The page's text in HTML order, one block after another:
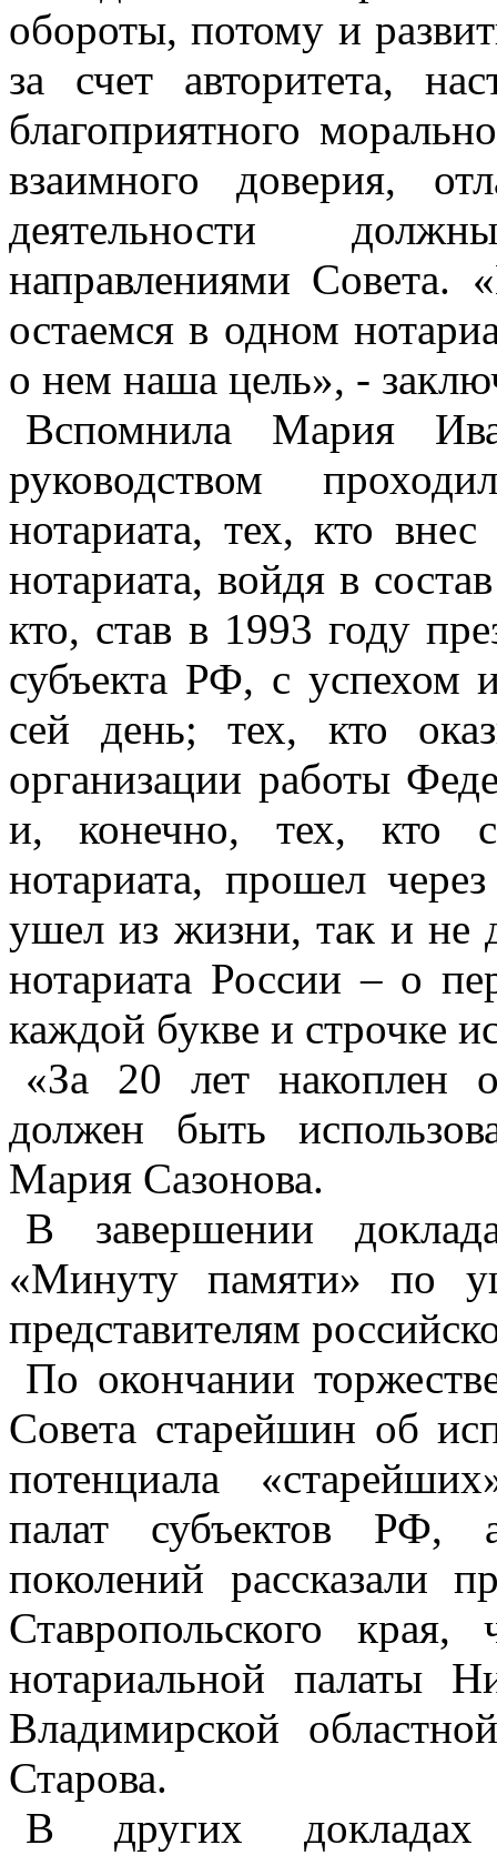
обороты, потому и
за счет авторитета,
благоприятного
взаимного доверия,
деятельности
направлениями
остаемся в одном
о нем наша цель», -
Вспомнила Мария
руководством
нотариата, тех, кто
нотариата, войдя в
кто, став в 1993 году
субъекта РФ, с успехом
сей день; тех, кто
организации работы
и, конечно, тех, кто
нотариата, прошел
ушел из жизни, так и не
нотариата России – о
каждой букве и строчке
«За 20 лет накоплен
должен быть
Мария Сазонова.
В завершении
«Минуту памяти» по
представителям
По окончании
Совета старейшин об
потенциала
палат субъектов РФ,
поколений рассказали
Ставропольского
нотариальной палаты
Владимирской
Старова.
В других докладах